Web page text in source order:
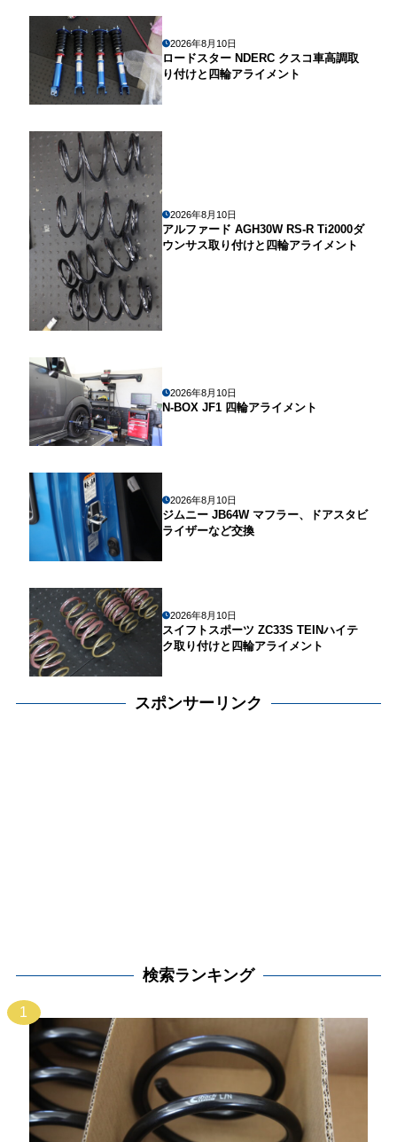
2026年8月10日
ロードスター NDERC クスコ車高調取
り付けと四輪アライメント
2026年8月10日
アルファード AGH30W RS-R Ti2000ダ
ウンサス取り付けと四輪アライメント
2026年8月10日
N-BOX JF1 四輪アライメント
2026年8月10日
ジムニー JB64W マフラー、ドアスタビ
ライザーなど交換
2026年8月10日
スイフトスポーツ ZC33S TEINハイテ
ク取り付けと四輪アライメント
スポンサーリンク
検索ランキング
1